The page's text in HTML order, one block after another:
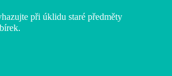
při úklidu staré předměty